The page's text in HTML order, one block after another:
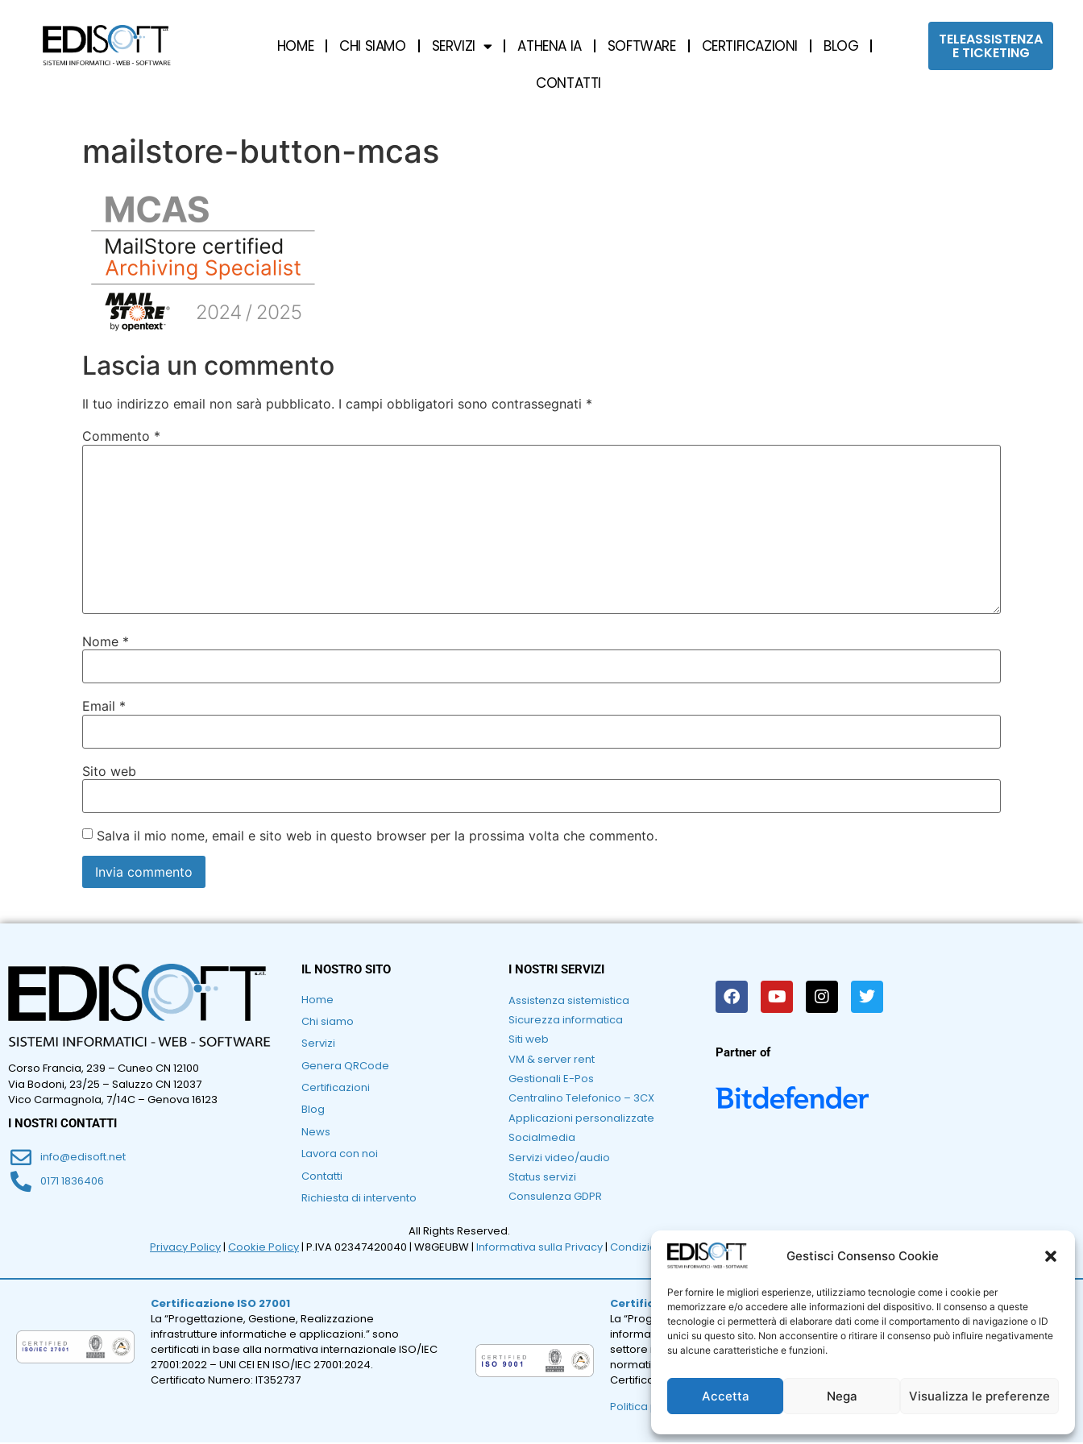
Gestisci Consenso Cookie
Per fornire le migliori esperienze, utilizziamo tecnologie come i cookie per
memorizzare e/o accedere alle informazioni del dispositivo. Il consenso a queste
tecnologie ci permetterà di elaborare dati come il comportamento di navigazione o ID
unici su questo sito. Non acconsentire o ritirare il consenso può influire negativamente
su alcune caratteristiche e funzioni.
Accetta Nega Visualizza le preferenze
HOME CHI SIAMO SERVIZI ATHENA IA SOFTWARE CERTIFICAZIONI
BLOG
CONTATTI
TELEASSISTENZA
E TICKETING
mailstore-button-mcas
Lascia un commento
Il tuo indirizzo email non sarà pubblicato. I campi obbligatori sono contrassegnati *
Commento *
Nome *
Email *
Sito web
Salva il mio nome, email e sito web in questo browser per la prossima volta che commento.
Corso Francia, 239 – Cuneo CN 12100
Via Bodoni, 23/25 – Saluzzo CN 12037
Vico Carmagnola, 7/14C – Genova 16123
I NOSTRI CONTATTI
info@edisoft.net
0171 1836406
IL NOSTRO SITO
Home
Chi siamo
Servizi
Genera QRCode
Certificazioni
Blog
News
Lavora con noi
Contatti
Richiesta di intervento
I NOSTRI SERVIZI
Assistenza sistemistica
Sicurezza informatica
Siti web
VM & server rent
Gestionali E-Pos
Centralino Telefonico – 3CX
Applicazioni personalizzate
Socialmedia
Servizi video/audio
Status servizi
Consulenza GDPR
Partner of
All Rights Reserved.
Privacy Policy| Cookie Policy| P.IVA 02347420040 | W8GEUBW | Informativa sulla Privacy| Condizioni Generali di Vendita
Certificazione ISO 27001
La “Progettazione, Gestione, Realizzazione
infrastrutture informatiche e applicazioni.” sono
certificati in base alla normativa internazionale ISO/IEC
27001:2022 – UNI CEI EN ISO/IEC 27001:2024.
Certificato Numero: IT352737
Certificazione ISO 9001
La “Progettazione e sviluppo di sistemi e prodotti
informatici; erogazione di servizi professionali nel
settore informatico.” sono certificati in base alla
normativa internazionale UNI ENI ISO 9001:2015.
Certificato Numero: IT325172
Politica per la qualità